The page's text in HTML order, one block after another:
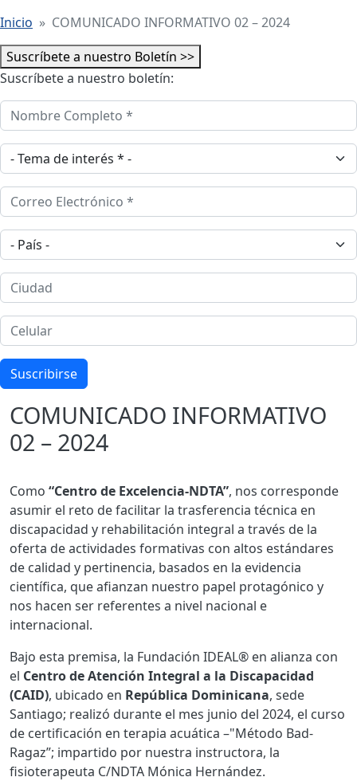
Inicio
COMUNICADO INFORMATIVO 02 – 2024
Suscríbete a nuestro Boletín >>
Suscríbete a nuestro boletín:
Nombre Completo
Tema de interes
Correo Electrónico
País
Ciudad
Celular
Suscribirse
COMUNICADO INFORMATIVO
02 – 2024
Como “Centro de Excelencia-NDTA”, nos corresponde
asumir el reto de facilitar la trasferencia técnica en
discapacidad y rehabilitación integral a través de la
oferta de actividades formativas con altos estándares
de calidad y pertinencia, basados en la evidencia
científica, que afianzan nuestro papel protagónico y
nos hacen ser referentes a nivel nacional e
internacional.
Bajo esta premisa, la Fundación IDEAL® en alianza con
el Centro de Atención Integral a la Discapacidad
(CAID), ubicado en República Dominicana, sede
Santiago; realizó durante el mes junio del 2024, el curso
de certificación en terapia acuática –"Método Bad-
Ragaz”; impartido por nuestra instructora, la
fisioterapeuta C/NDTA Mónica Hernández.